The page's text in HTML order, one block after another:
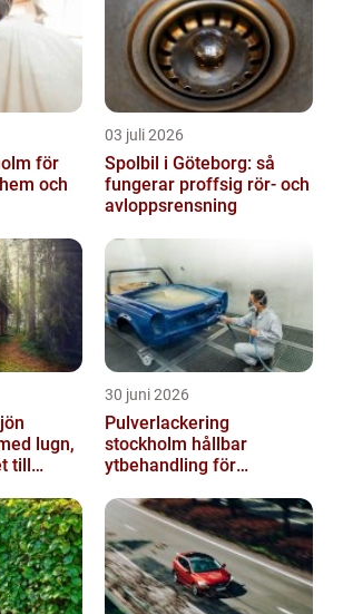
för
och
03 juli 2026
Spolbil i Göteborg: så
fungerar proffsig rör- och
avloppsrensning
lugn,
till
30 juni 2026
Pulverlackering
stockholm hållbar
ytbehandling för